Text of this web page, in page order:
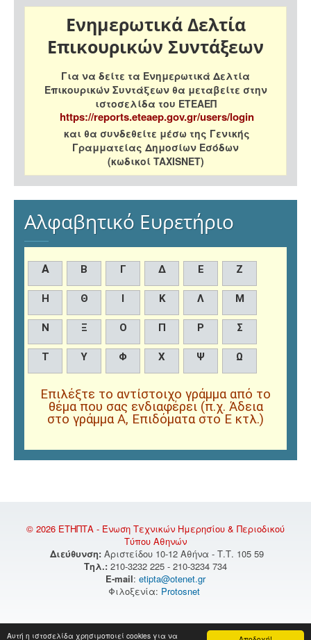
Αυτή η ιστοσελίδα χρησιμοποιεί cookies για να
Ενημερωτικά Δελτία
Επικουρικών Συντάξεων
Για να δείτε τα Ενημερωτικά Δελτία
Επικουρικών Συντάξεων θα μεταβείτε στην
ιστοσελίδα του ΕΤΕΑΕΠ
https://reports.eteaep.gov.gr/users/login
και θα συνδεθείτε μέσω της Γενικής
Γραμματείας Δημοσίων Εσόδων
(κωδικοί TAXISNET)
Αλφαβητικό Ευρετήριο
Α Β Γ Δ Ε Ζ
Η Θ Ι Κ Λ Μ
Ν Ξ Ο Π Ρ Σ
Τ Υ Φ Χ Ψ Ω
Επιλέξτε το αντίστοιχο γράμμα από το
θέμα που σας ενδιαφέρει (π.χ. Άδεια
στο γράμμα Α, Επιδόματα στο Ε κτλ.)
© 2026 ΕΤΗΠΤΑ - Ένωση Τεχνικών Ημερησίου & Περιοδικού
Τύπου Αθηνών
Διεύθυνση: Αριστείδου 10-12 Αθήνα - Τ.Τ. 105 59
Τηλ.: 210-3232 225 - 210-3234 734
E-mail: etipta@otenet.gr
Φιλοξενία: Protosnet